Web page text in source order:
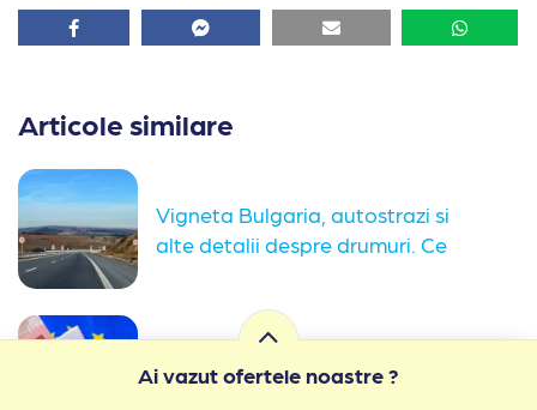
Facebook Facebook Email
Articole similare
Vigneta Bulgaria, autostrazi si
alte detalii despre drumuri. Ce
Informatii folositoare daca te...
Ai vazut ofertele noastre ?